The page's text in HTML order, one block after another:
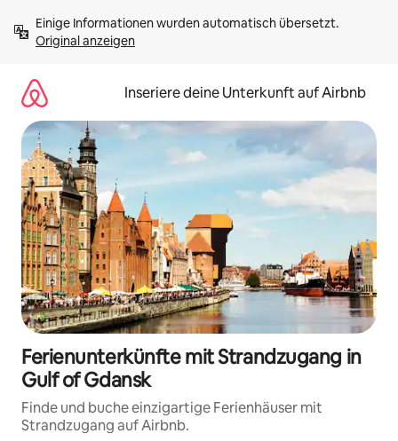
Inhalten
springenOriginal anzeigen
Inseriere deine Unterkunft auf Airbnb
Ferienunterkünfte mit Strandzugang in
Gulf of Gdansk
Finde und buche einzigartige Ferienhäuser mit
Strandzugang auf Airbnb.